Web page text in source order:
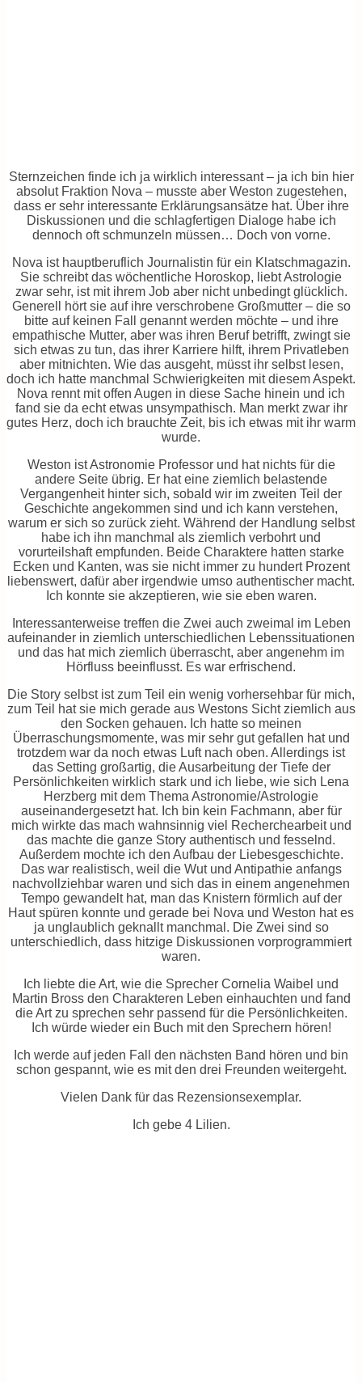
Sternzeichen finde ich ja wirklich interessant – ja ich bin hier
absolut Fraktion Nova – musste aber Weston zugestehen,
dass er sehr interessante Erklärungsansätze hat. Über ihre
Diskussionen und die schlagfertigen Dialoge habe ich
dennoch oft schmunzeln müssen… Doch von vorne.
Nova ist hauptberuflich Journalistin für ein Klatschmagazin.
Sie schreibt das wöchentliche Horoskop, liebt Astrologie
zwar sehr, ist mit ihrem Job aber nicht unbedingt glücklich.
Generell hört sie auf ihre verschrobene Großmutter – die so
bitte auf keinen Fall genannt werden möchte – und ihre
empathische Mutter, aber was ihren Beruf betrifft, zwingt sie
sich etwas zu tun, das ihrer Karriere hilft, ihrem Privatleben
aber mitnichten. Wie das ausgeht, müsst ihr selbst lesen,
doch ich hatte manchmal Schwierigkeiten mit diesem Aspekt.
Nova rennt mit offen Augen in diese Sache hinein und ich
fand sie da echt etwas unsympathisch. Man merkt zwar ihr
gutes Herz, doch ich brauchte Zeit, bis ich etwas mit ihr warm
wurde.
Weston ist Astronomie Professor und hat nichts für die
andere Seite übrig. Er hat eine ziemlich belastende
Vergangenheit hinter sich, sobald wir im zweiten Teil der
Geschichte angekommen sind und ich kann verstehen,
warum er sich so zurück zieht. Während der Handlung selbst
habe ich ihn manchmal als ziemlich verbohrt und
vorurteilshaft empfunden. Beide Charaktere hatten starke
Ecken und Kanten, was sie nicht immer zu hundert Prozent
liebenswert, dafür aber irgendwie umso authentischer macht.
Ich konnte sie akzeptieren, wie sie eben waren.
Interessanterweise treffen die Zwei auch zweimal im Leben
aufeinander in ziemlich unterschiedlichen Lebenssituationen
und das hat mich ziemlich überrascht, aber angenehm im
Hörfluss beeinflusst. Es war erfrischend.
Die Story selbst ist zum Teil ein wenig vorhersehbar für mich,
zum Teil hat sie mich gerade aus Westons Sicht ziemlich aus
den Socken gehauen. Ich hatte so meinen
Überraschungsmomente, was mir sehr gut gefallen hat und
trotzdem war da noch etwas Luft nach oben. Allerdings ist
das Setting großartig, die Ausarbeitung der Tiefe der
Persönlichkeiten wirklich stark und ich liebe, wie sich Lena
Herzberg mit dem Thema Astronomie/Astrologie
auseinandergesetzt hat. Ich bin kein Fachmann, aber für
mich wirkte das mach wahnsinnig viel Recherchearbeit und
das machte die ganze Story authentisch und fesselnd.
Außerdem mochte ich den Aufbau der Liebesgeschichte.
Das war realistisch, weil die Wut und Antipathie anfangs
nachvollziehbar waren und sich das in einem angenehmen
Tempo gewandelt hat, man das Knistern förmlich auf der
Haut spüren konnte und gerade bei Nova und Weston hat es
ja unglaublich geknallt manchmal. Die Zwei sind so
unterschiedlich, dass hitzige Diskussionen vorprogrammiert
waren.
Ich liebte die Art, wie die Sprecher Cornelia Waibel und
Martin Bross den Charakteren Leben einhauchten und fand
die Art zu sprechen sehr passend für die Persönlichkeiten.
Ich würde wieder ein Buch mit den Sprechern hören!
Ich werde auf jeden Fall den nächsten Band hören und bin
schon gespannt, wie es mit den drei Freunden weitergeht.
Vielen Dank für das Rezensionsexemplar.
Ich gebe 4 Lilien.